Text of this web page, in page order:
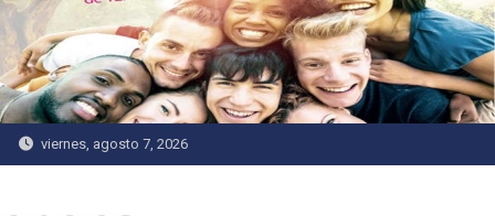
Saltar
al
contenido
viernes, agosto 7, 2026